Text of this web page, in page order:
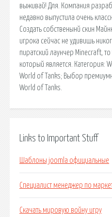
выживай! Для. Компания
недавно выпустила очень
Создать собственынй скин
игрока сейчас не удивишь
пиратский лаунчер Minecraft, то
который является. Категория:
World of Tanks; Выбор
World of Tanks.
Links to Important Stuff
Шаблоны joomla официальные
Специалист менеджер по
Скачать мировую войну игру